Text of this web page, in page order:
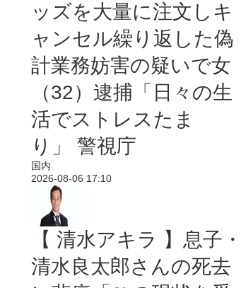
ッズを大量に注文しキ
ャンセル繰り返した偽
計業務妨害の疑いで女
（32）逮捕「日々の生
活でストレスたま
り」 警視庁
国内
2026-08-06 17:10
【 清水アキラ 】息子・
清水良太郎さんの死去